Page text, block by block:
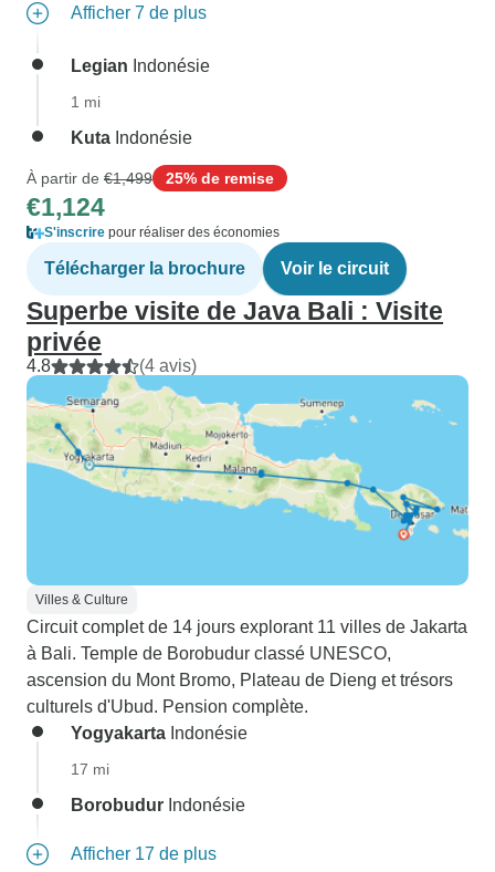
Afficher 7 de plus
Legian Indonésie
1 mi
Kuta Indonésie
À partir de €1,499 25% de remise
€1,124
S'inscrire pour réaliser des économies
Télécharger la brochure Voir le circuit
Superbe visite de Java Bali : Visite
privée
4.8 (4 avis)
Villes & Culture
Circuit complet de 14 jours explorant 11 villes de Jakarta
à Bali. Temple de Borobudur classé UNESCO,
ascension du Mont Bromo, Plateau de Dieng et trésors
culturels d'Ubud. Pension complète.
Yogyakarta Indonésie
17 mi
Borobudur Indonésie
Afficher 17 de plus